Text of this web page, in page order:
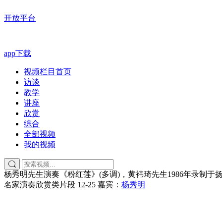
开放平台
app下载
视频栏目首页
访谈
教学
讲座
欣赏
综合
全部视频
我的视频
杨秀明先生演奏《粉红莲》(多调)，黄袆琦先生1986年录制于
名家演奏欣赏类片段 12-25 嘉宾： 杨秀明